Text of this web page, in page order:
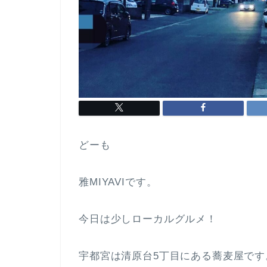
どーも
雅MIYAVIです。
今日は少しローカルグルメ！
宇都宮は清原台5丁目にある蕎麦屋で